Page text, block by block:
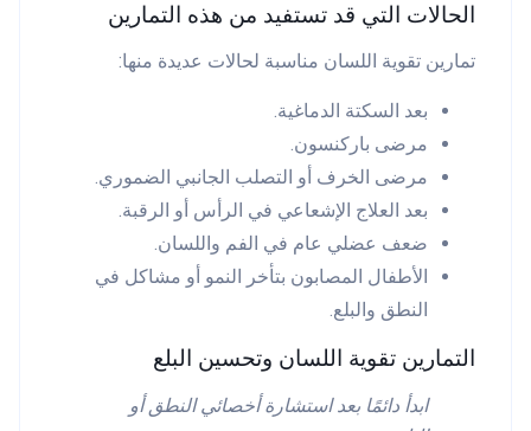
الحالات التي قد تستفيد من هذه التمارين
تمارين تقوية اللسان مناسبة لحالات عديدة منها:
بعد السكتة الدماغية.
مرضى باركنسون.
مرضى الخرف أو التصلب الجانبي الضموري.
بعد العلاج الإشعاعي في الرأس أو الرقبة.
ضعف عضلي عام في الفم واللسان.
الأطفال المصابون بتأخر النمو أو مشاكل في
النطق والبلع.
التمارين تقوية اللسان وتحسين البلع
ابدأ دائمًا بعد استشارة أخصائي النطق أو